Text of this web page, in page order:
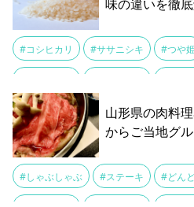
味の違いを徹
#コシヒカリ #ササニシキ #つや
#寒河江市 #山形市 #山形米 #
#返礼品 #雪若丸
山形県の肉料
からご当地グ
#しゃぶしゃぶ #ステーキ #どん